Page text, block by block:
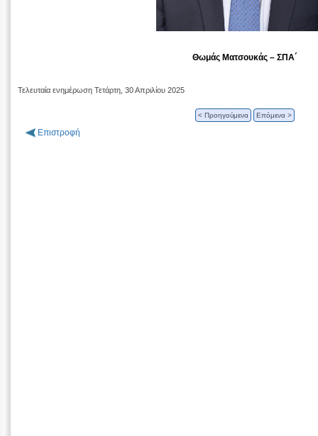
Θωμάς Ματσουκάς – ΣΠΑ΄
Τελευταία ενημέρωση Τετάρτη, 30 Απριλίου 2025
< Προηγούμενα Επόμενα >
Επιστροφή